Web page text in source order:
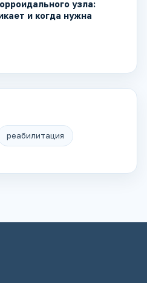
узла:
и когда нужна
реабилитация